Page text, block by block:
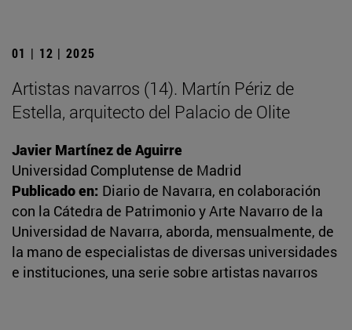
01 | 12 | 2025
Artistas navarros (14). Martín Périz de
Estella, arquitecto del Palacio de Olite
Javier Martínez de Aguirre
Universidad Complutense de Madrid
Publicado en: Diario de Navarra, en colaboración
con la Cátedra de Patrimonio y Arte Navarro de la
Universidad de Navarra, aborda, mensualmente, de
la mano de especialistas de diversas universidades
e instituciones, una serie sobre artistas navarros